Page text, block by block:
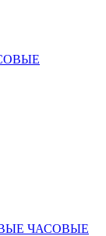
ЧАСОВЫЕ